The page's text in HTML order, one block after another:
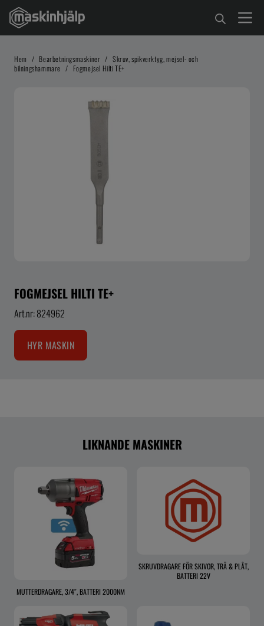
Hem / Bearbetningsmaskiner / Skruv, spikverktyg, mejsel- och
bilningshammare / Fogmejsel Hilti TE+
FOGMEJSEL HILTI TE+
Art.nr: 824962
HYR MASKIN
LIKNANDE MASKINER
MUTTERDRAGARE, 3/4″, BATTERI 2000NM
SKRUVDRAGARE FÖR SKIVOR, TRÄ & PLÅT,
BATTERI 22V